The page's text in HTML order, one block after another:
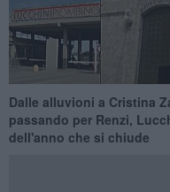
Dalle alluvioni a Cristina
passando per Renzi,
dell'anno che si chiude